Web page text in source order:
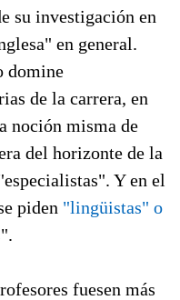
su investigación en
en general.
domine
de la carrera, en
noción misma de
del horizonte de la
Y en el
piden "lingüistas" o
fuesen más